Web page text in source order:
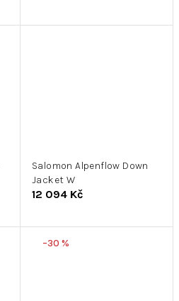
Salomon Alpenflow Down
Jacket W
12 094 Kč
–30 %